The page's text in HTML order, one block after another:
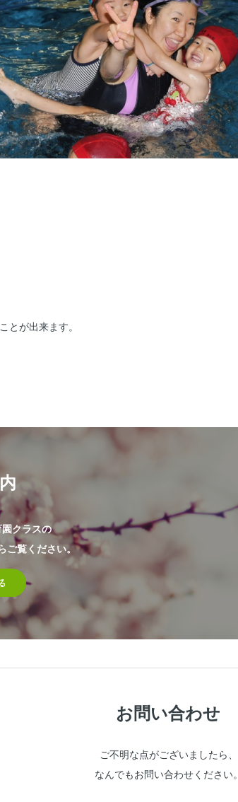
とが出来ます。
クラスの
ご覧ください。
お問い合わせ
ご不明な点がございましたら、
なんでもお問い合わせください。